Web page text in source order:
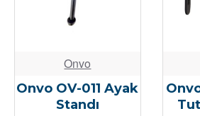
Onvo
Onvo OV-011 Ayak
Standı